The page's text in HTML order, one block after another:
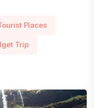
Places
Trip